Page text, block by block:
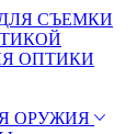
СЪЕМКИ
ОПТИКИ
ОРУЖИЯ